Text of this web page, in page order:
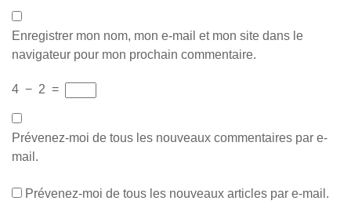
Enregistrer mon nom, mon e-mail et mon site dans le
navigateur pour mon prochain commentaire.
4 − 2 =
Prévenez-moi de tous les nouveaux commentaires par e-
mail.
Prévenez-moi de tous les nouveaux articles par e-mail.